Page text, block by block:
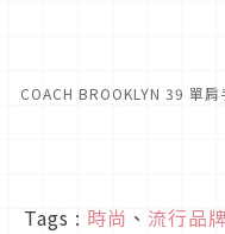
COACH BROOKLYN 39 單
Tags : 時尚 、 流行品